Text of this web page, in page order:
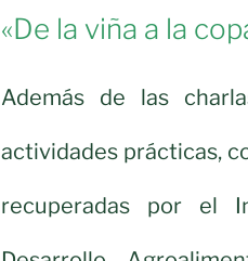
«De la viña a la
Además de las
actividades prácticas,
recuperadas por el